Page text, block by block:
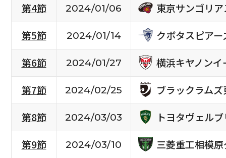
第4節
2024/01/06
東京サンゴリア
第5節
2024/01/14
クボタスピア
第6節
2024/01/27
横浜キヤノンイ
第7節
2024/02/25
ブラックラムズ
第8節
2024/03/03
トヨタヴェル
第9節
2024/03/10
三菱重工相模